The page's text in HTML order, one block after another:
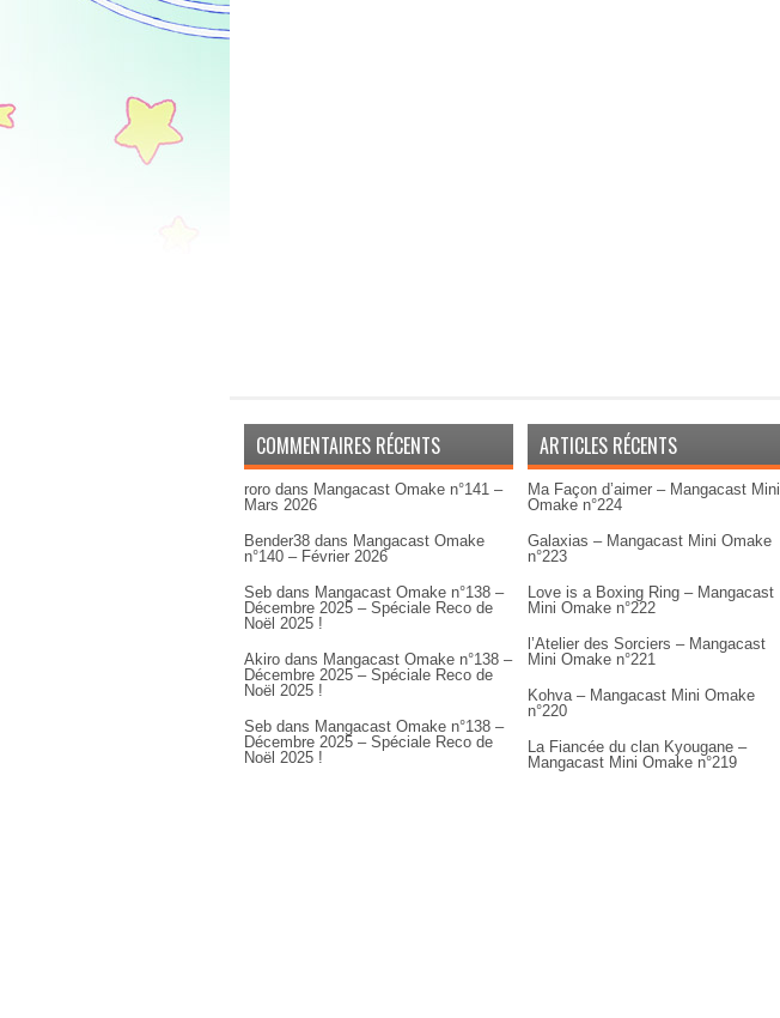
COMMENTAIRES RÉCENTS
roro dans Mangacast Omake n°141 –
Mars 2026
Bender38 dans Mangacast Omake
n°140 – Février 2026
Seb dans Mangacast Omake n°138 –
Décembre 2025 – Spéciale Reco de
Noël 2025 !
Akiro dans Mangacast Omake n°138 –
Décembre 2025 – Spéciale Reco de
Noël 2025 !
Seb dans Mangacast Omake n°138 –
Décembre 2025 – Spéciale Reco de
Noël 2025 !
ARTICLES RÉCENTS
Ma Façon d’aimer – Mangacast Mini
Omake n°224
Galaxias – Mangacast Mini Omake
n°223
Love is a Boxing Ring – Mangacast
Mini Omake n°222
l’Atelier des Sorciers – Mangacast
Mini Omake n°221
Kohva – Mangacast Mini Omake
n°220
La Fiancée du clan Kyougane –
Mangacast Mini Omake n°219